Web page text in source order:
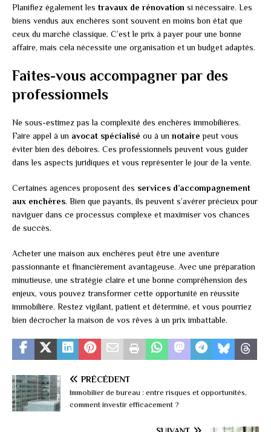
Planifiez également les travaux de rénovation si nécessaire. Les
biens vendus aux enchères sont souvent en moins bon état que
ceux du marché classique. C’est le prix à payer pour une bonne
affaire, mais cela nécessite une organisation et un budget adaptés.
Faites-vous accompagner par des
professionnels
Ne sous-estimez pas la complexité des enchères immobilières.
Faire appel à un avocat spécialisé ou à un notaire peut vous
éviter bien des déboires. Ces professionnels peuvent vous guider
dans les aspects juridiques et vous représenter le jour de la vente.
Certaines agences proposent des services d’accompagnement
aux enchères. Bien que payants, ils peuvent s’avérer précieux pour
naviguer dans ce processus complexe et maximiser vos chances
de succès.
Acheter une maison aux enchères peut être une aventure
passionnante et financièrement avantageuse. Avec une préparation
minutieuse, une stratégie claire et une bonne compréhension des
enjeux, vous pouvez transformer cette opportunité en réussite
immobilière. Restez vigilant, patient et déterminé, et vous pourriez
bien décrocher la maison de vos rêves à un prix imbattable.
PRÉCÉDENT
Immobilier de bureau : entre risques et opportunités,
comment investir efficacement ?